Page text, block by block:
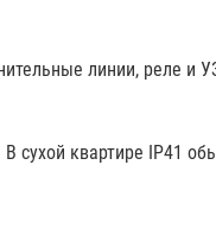
линии, реле и
квартире IP41